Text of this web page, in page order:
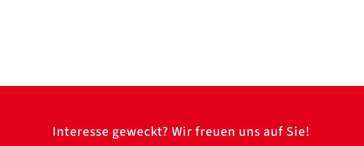
Interesse geweckt? Wir freuen uns auf Sie!